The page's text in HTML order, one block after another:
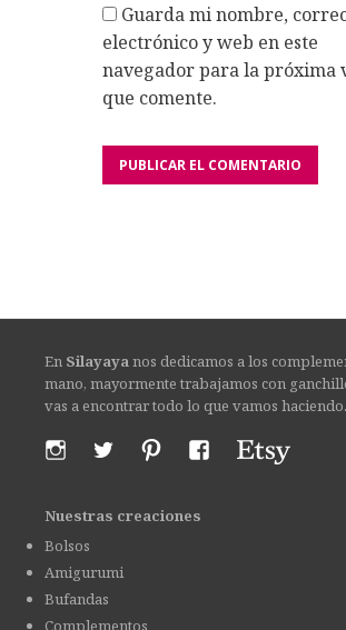
Guarda mi nombre,
electrónico y web en este
navegador para la próxima
que comente.
En Silayayanos dedicamos a los
mano, mayormente trabajamos con
vas a encontrar todo lo que vamos haciendo.
Nuestras creaciones
Bolsos
Amigurumi
Bufandas
Complementos